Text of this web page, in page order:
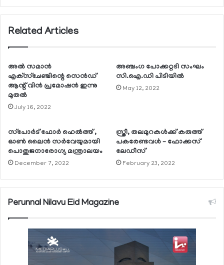
Related Articles
അല്‍ സമാന്‍
എക്‌സ്‌ചേഞ്ചിന്റെ സെന്‍ഡ്
ആന്റ് വിന്‍ പ്രമോഷന്‍ ഇന്നു
മുതല്‍
July 16, 2022
അഞ്ചംഗ പോക്കറ്റടി സംഘം
സി.ഐ.ഡി പിടിയില്‍
May 12, 2022
സ്‌പോര്‍ട് ഫോര്‍ ഹെല്‍ത്ത് ,
ഓണ്‍ ലൈന്‍ സര്‍വേയുമായി
പൊതുജനാരോഗ്യ മന്ത്രാലയം
December 7, 2022
സ്ത്രീ, തലമുറകള്‍ക്ക് കരുത്ത്
പകരേണ്ടവള്‍ – ഫോക്കസ്
ലേഡീസ്
February 23, 2022
Perunnal Nilavu Eid Magazine